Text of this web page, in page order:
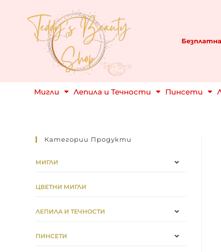
Мигли Лепила и Течности Пинсети
Категории Продукти
МИГЛИ
ЦВЕТНИ МИГЛИ
ЛЕПИЛА И ТЕЧНОСТИ
ПИНСЕТИ